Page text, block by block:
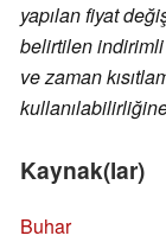
yapılan fiyat
belirtilen indirimli
ve zaman
Kaynak(lar)
Buhar